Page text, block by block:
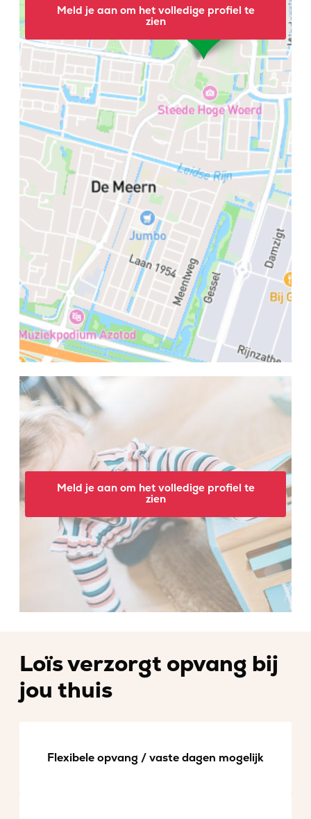
Meld je aan om het volledige profiel te
zien
Meld je aan om het volledige profiel te
zien
Loïs verzorgt opvang bij
jou thuis
Flexibele opvang / vaste dagen mogelijk